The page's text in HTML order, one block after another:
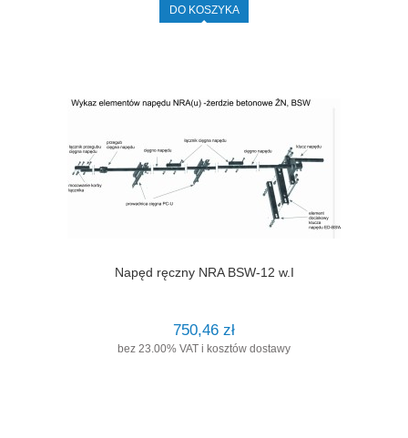
DO KOSZYKA
Napęd ręczny NRA BSW-12 w.I
750,46 zł
bez 23.00% VAT i kosztów dostawy